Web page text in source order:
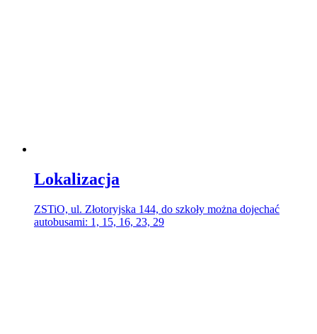
Lokalizacja
ZSTiO, ul. Złotoryjska 144, do szkoły można dojechać
autobusami: 1, 15, 16, 23, 29